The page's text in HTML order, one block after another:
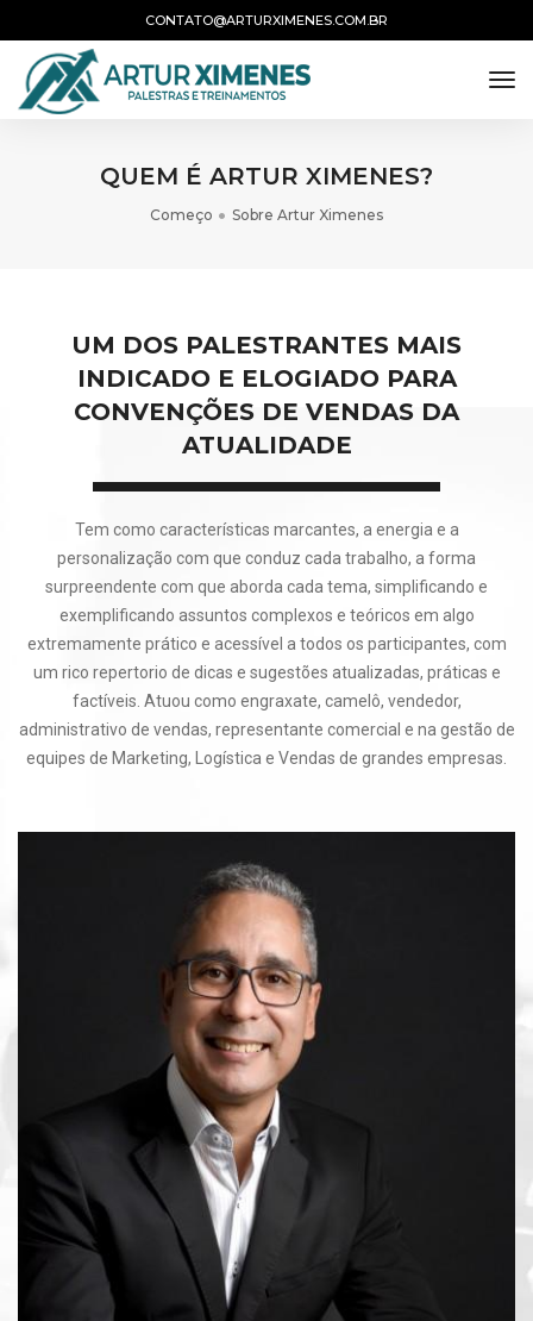
CONTATO@ARTURXIMENES.COM.BR
QUEM É ARTUR XIMENES?
Começo Sobre Artur Ximenes
UM DOS PALESTRANTES MAIS
INDICADO E ELOGIADO PARA
CONVENÇÕES DE VENDAS DA
ATUALIDADE
Tem como características marcantes, a energia e a
personalização com que conduz cada trabalho, a forma
surpreendente com que aborda cada tema, simplificando e
exemplificando assuntos complexos e teóricos em algo
extremamente prático e acessível a todos os participantes, com
um rico repertorio de dicas e sugestões atualizadas, práticas e
factíveis. Atuou como engraxate, camelô, vendedor,
administrativo de vendas, representante comercial e na gestão de
equipes de Marketing, Logística e Vendas de grandes empresas.